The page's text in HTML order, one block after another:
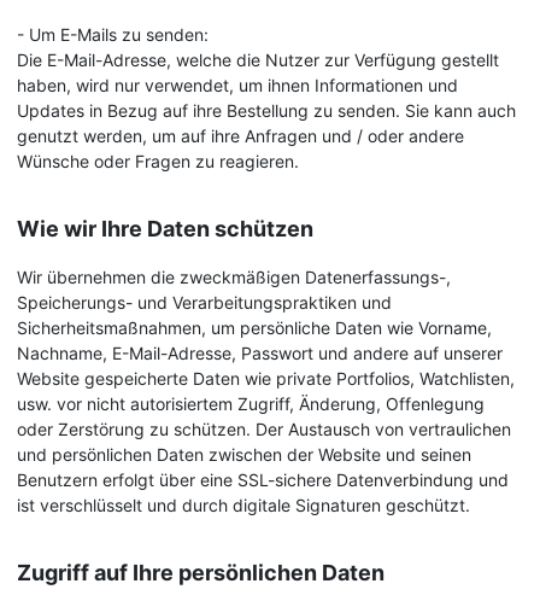
- Um E-Mails zu senden:
Die E-Mail-Adresse, welche die Nutzer zur Verfügung gestellt
haben, wird nur verwendet, um ihnen Informationen und
Updates in Bezug auf ihre Bestellung zu senden. Sie kann auch
genutzt werden, um auf ihre Anfragen und / oder andere
Wünsche oder Fragen zu reagieren.
Wie wir Ihre Daten schützen
Wir übernehmen die zweckmäßigen Datenerfassungs-,
Speicherungs- und Verarbeitungspraktiken und
Sicherheitsmaßnahmen, um persönliche Daten wie Vorname,
Nachname, E-Mail-Adresse, Passwort und andere auf unserer
Website gespeicherte Daten wie private Portfolios, Watchlisten,
usw. vor nicht autorisiertem Zugriff, Änderung, Offenlegung
oder Zerstörung zu schützen. Der Austausch von vertraulichen
und persönlichen Daten zwischen der Website und seinen
Benutzern erfolgt über eine SSL-sichere Datenverbindung und
ist verschlüsselt und durch digitale Signaturen geschützt.
Zugriff auf Ihre persönlichen Daten